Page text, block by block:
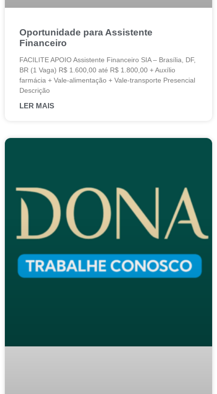
Oportunidade para Assistente
Financeiro
FACILITE APOIO Assistente Financeiro SIA – Brasília, DF,
BR (1 Vaga) R$ 1.600,00 até R$ 1.800,00 + Auxílio
farmácia + Vale-alimentação + Vale-transporte Presencial
Descrição
LER MAIS